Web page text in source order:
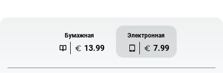
Бумажная
13.99
Электронная
7.99